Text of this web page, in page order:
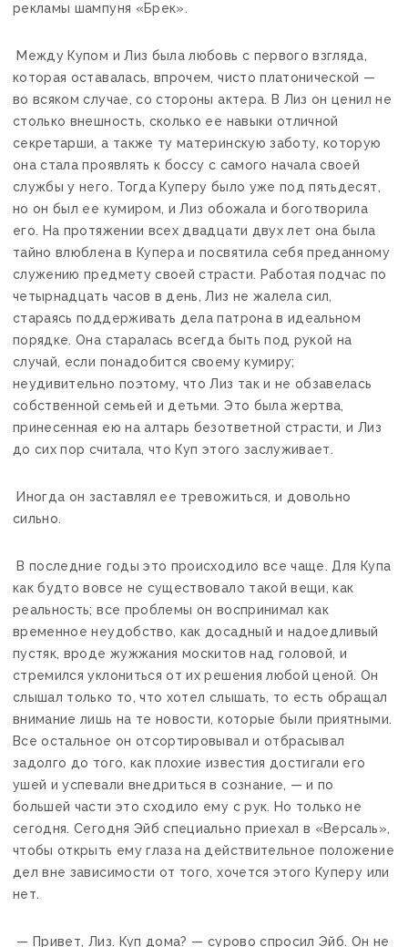
рекламы шампуня «Брек».
Между Купом и Лиз была любовь с первого взгляда,
которая оставалась, впрочем, чисто платонической —
во всяком случае, со стороны актера. В Лиз он ценил не
столько внешность, сколько ее навыки отличной
секретарши, а также ту материнскую заботу, которую
она стала проявлять к боссу с самого начала своей
службы у него. Тогда Куперу было уже под пятьдесят,
но он был ее кумиром, и Лиз обожала и боготворила
его. На протяжении всех двадцати двух лет она была
тайно влюблена в Купера и посвятила себя преданному
служению предмету своей страсти. Работая подчас по
четырнадцать часов в день, Лиз не жалела сил,
стараясь поддерживать дела патрона в идеальном
порядке. Она старалась всегда быть под рукой на
случай, если понадобится своему кумиру;
неудивительно поэтому, что Лиз так и не обзавелась
собственной семьей и детьми. Это была жертва,
принесенная ею на алтарь безответной страсти, и Лиз
до сих пор считала, что Куп этого заслуживает.
Иногда он заставлял ее тревожиться, и довольно
сильно.
В последние годы это происходило все чаще. Для Купа
как будто вовсе не существовало такой вещи, как
реальность; все проблемы он воспринимал как
временное неудобство, как досадный и надоедливый
пустяк, вроде жужжания москитов над головой, и
стремился уклониться от их решения любой ценой. Он
слышал только то, что хотел слышать, то есть обращал
внимание лишь на те новости, которые были приятными.
Все остальное он отсортировывал и отбрасывал
задолго до того, как плохие известия достигали его
ушей и успевали внедриться в сознание, — и по
большей части это сходило ему с рук. Но только не
сегодня. Сегодня Эйб специально приехал в «Версаль»,
чтобы открыть ему глаза на действительное положение
дел вне зависимости от того, хочется этого Куперу или
нет.
— Привет, Лиз. Куп дома? — сурово спросил Эйб. Он не